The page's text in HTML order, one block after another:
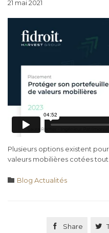
21 mai 2021
Plusieurs options existent
valeurs mobilières cotées
 Category
Blog Actualités
 Share 